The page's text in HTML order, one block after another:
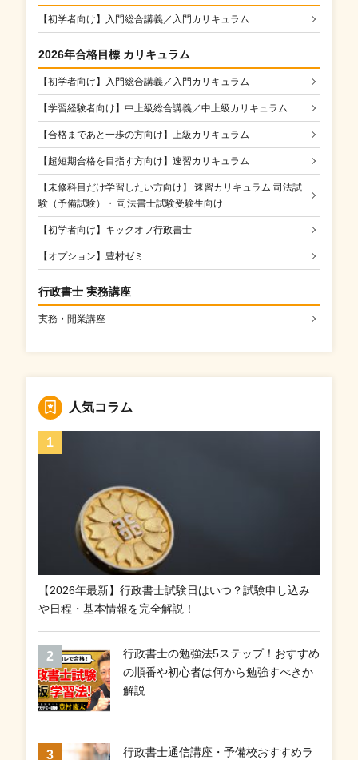
【初学者向け】入門総合講義／入門カリキュラム
2026年合格目標 カリキュラム
【初学者向け】入門総合講義／入門カリキュラム
【学習経験者向け】中上級総合講義／中上級カリキュラム
【合格まであと一歩の方向け】上級カリキュラム
【超短期合格を目指す方向け】速習カリキュラム
【未修科目だけ学習したい方向け】 速習カリキュラム 司法試
験（予備試験）・ 司法書士試験受験生向け
【初学者向け】キックオフ行政書士
【オプション】豊村ゼミ
行政書士 実務講座
実務・開業講座
人気コラム
【2026年最新】行政書士試験日はいつ？試験申し込み
や日程・基本情報を完全解説！
行政書士の勉強法5ステップ！おすすめ
の順番や初心者は何から勉強すべきか
解説
行政書士通信講座・予備校おすすめラ